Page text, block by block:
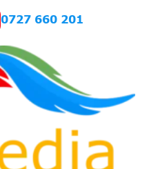
0727 660 201